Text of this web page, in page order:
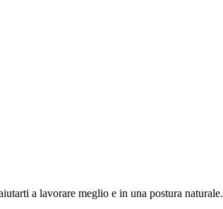
a lavorare meglio e in una postura naturale.